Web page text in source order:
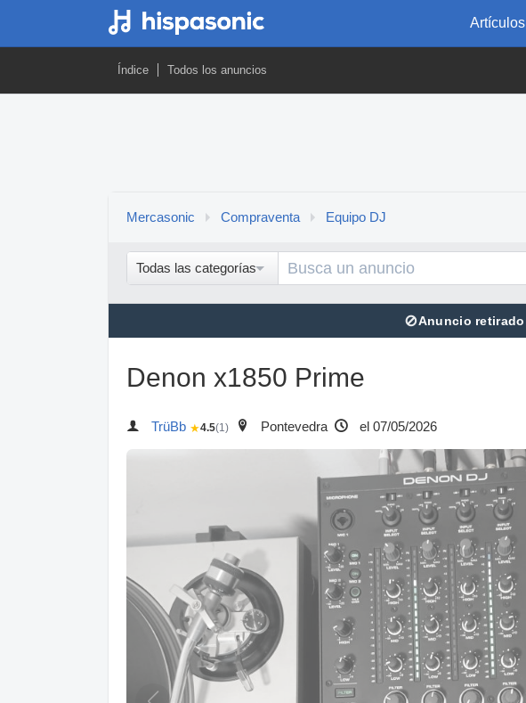
Artículos
Índice Todos los anuncios
Mercasonic Compraventa Equipo DJ
Todas las categorías
⊘Anuncio retirado
Denon x1850 Prime
TrüBb ★4.5(1) Pontevedra el 07/05/2026